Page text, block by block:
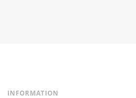
gallery
INFORMATION